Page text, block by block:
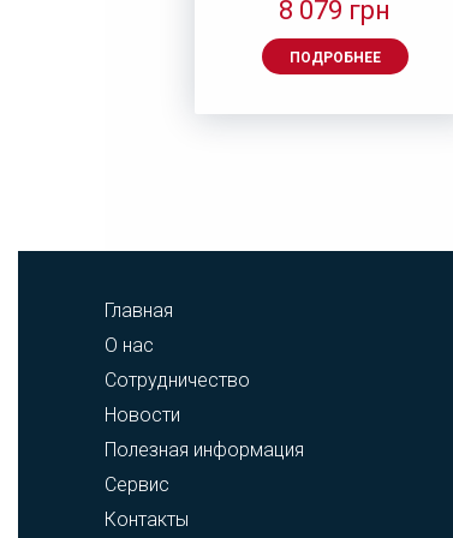
8 079 грн
ПОДРОБНЕЕ
Главная
О нас
Сотрудничество
Новости
Полезная информация
Сервис
Контакты